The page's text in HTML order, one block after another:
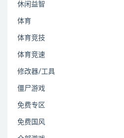
休闲益智
体育
体育竞技
体育竞速
修改器/工具
僵尸游戏
免费专区
免费国风